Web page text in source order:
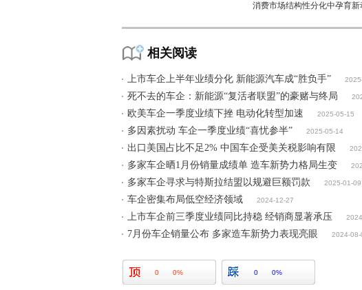
消费市场结构性分化中孕育新
相关阅读
上市车企上半年业绩分化 新能源汽车成“胜负手”
死不去的车企：新能源“复活者联盟”的豪赌与终局
欧美车企一季度业绩下挫 电动化转型加速 2025-05-15
多因素扰动 车企一季度业绩“喜忧参半” 2025-05-14
出口美国占比不足2% 中国车企受美关税影响有限
多家车企晒1月份销量成绩单 造车新势力格局生变
多家车企寻求与特斯拉结盟以规避巨额罚款 2025-01-09
车企密集布局低空经济领域 2024-12-27
上市车企前三季度业绩同比持稳 经销商显著承压
7月份车企销量公布 多家造车新势力表现亮眼 2024-08-
0 0% 0 0%